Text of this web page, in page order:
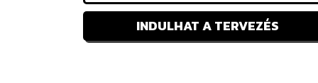
INDULHAT A TERVEZÉS